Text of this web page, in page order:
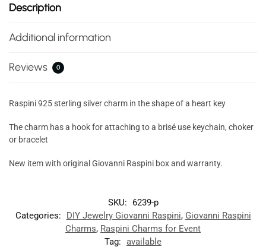
Description
Additional information
Reviews 0
Raspini 925 sterling silver charm in the shape of a heart key
The charm has a hook for attaching to a brisé use keychain, choker
or bracelet
New item with original Giovanni Raspini box and warranty.
SKU:
6239-p
Categories:
DIY Jewelry Giovanni Raspini, Giovanni Raspini
Charms, Raspini Charms for Event
Tag: available